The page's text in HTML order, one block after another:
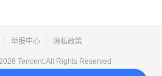
举报中心 隐私政策
Tencent.All Rights Reserved